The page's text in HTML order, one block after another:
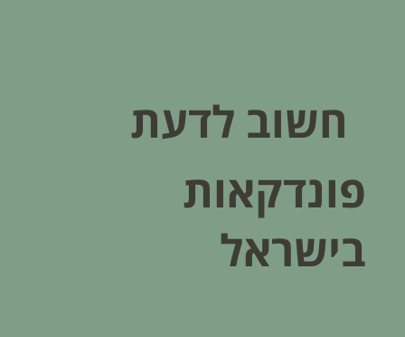
חשוב לדעת
פונדקאות
בישראל